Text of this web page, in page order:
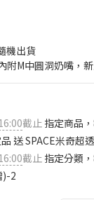
機出貨
附M中圓洞奶嘴，
截止 指定商品
送 SPACE米奇超
截止 指定分類
)-2